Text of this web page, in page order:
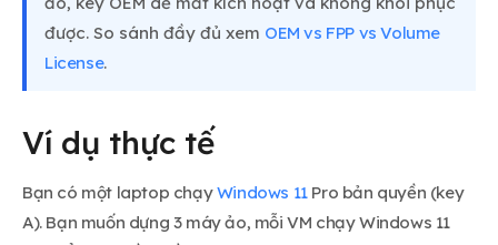
được. So sánh đầy đủ xem OEM vs FPP vs Volume
License.
Ví dụ thực tế
Bạn có một laptop chạyWindows 11Pro bản quyền (key
A). Bạn muốn dựng 3 máy ảo, mỗi VM chạy Windows 11